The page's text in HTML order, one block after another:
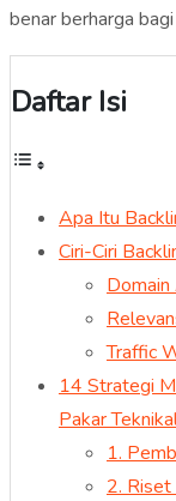
benar berharga
Daftar Isi
Apa Itu
Ciri-Ciri
Traffic
14 Strategi
Pakar
1.
2. Riset